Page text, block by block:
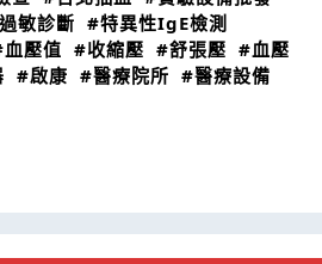
敏診斷 #特異性IgE檢測
壓值 #收縮壓 #舒張壓 #血壓
#啟康 #醫療院所 #醫療設備